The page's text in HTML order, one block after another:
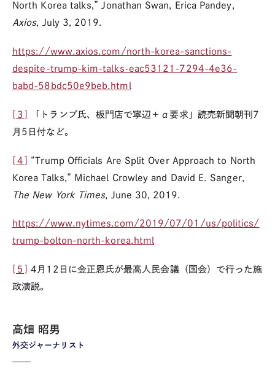
North Korea talks,” Jonathan Swan, Erica Pandey,
Axios, July 3, 2019.
https://www.axios.com/north-korea-sanctions-
despite-trump-kim-talks-eac53121-7294-4e36-
babd-58bdc50e9beb.html
[３]
「トランプ氏、板門店で寧辺＋α要求」読売新聞朝刊7
月5日付など。
[４] “Trump Officials Are Split Over Approach to North
Korea Talks,” Michael Crowley and David E. Sanger,
The New York Times, June 30, 2019.
https://www.nytimes.com/2019/07/01/us/politics/
trump-bolton-north-korea.html
[５]
4月12日に金正恩氏が最高人民会議（国会）で行った施
政演説。
外交ジャーナリスト
高畑 昭男